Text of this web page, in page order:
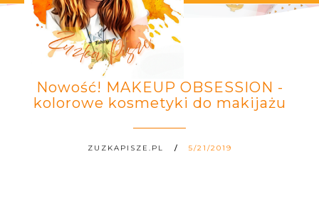
Nowość! MAKEUP OBSESSION -
kolorowe kosmetyki do makijażu
ZUZKAPISZE.PL 5/21/2019